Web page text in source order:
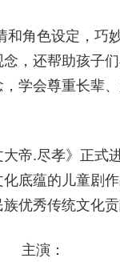
角色设定，巧
，还帮助孩子
学会尊重长辈
帝.尽孝》正式
底蕴的儿童剧
优秀传统文化贡
主演：